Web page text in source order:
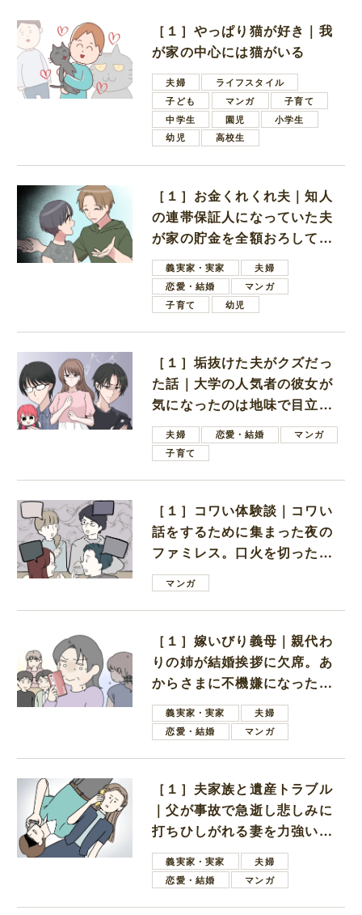
［１］やっぱり猫が好き｜我
が家の中心には猫がいる
夫婦
ライフスタイル
子ども
マンガ
子育て
中学生
園児
小学生
幼児
高校生
［１］お金くれくれ夫｜知人
の連帯保証人になっていた夫
が家の貯金を全額おろしてほ
しいと言ってきた
義実家・実家
夫婦
恋愛・結婚
マンガ
子育て
幼児
［１］垢抜けた夫がクズだっ
た話｜大学の人気者の彼女が
気になったのは地味で目立た
ない男子学生
夫婦 恋愛・結婚
マンガ
子育て
［１］コワい体験談｜コワい
話をするために集まった夜の
ファミレス。口火を切ったの
は電車好きの男の子ママ
マンガ
［１］嫁いびり義母｜親代わ
りの姉が結婚挨拶に欠席。あ
からさまに不機嫌になった義
母義実家・実家
夫婦
恋愛・結婚
マンガ
［１］夫家族と遺産トラブル
｜父が事故で急逝し悲しみに
打ちひしがれる妻を力強い言
葉で励ます夫
義実家・実家
夫婦
恋愛・結婚
マンガ